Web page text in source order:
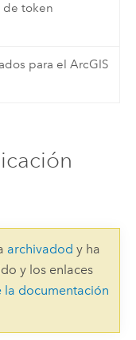
de token
para el ArcGIS
archivadod y ha
y los enlaces
la documentación